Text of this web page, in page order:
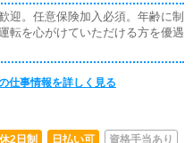
迎。任意保険加入必須。年齢に制
転を心がけていただける方を優遇
仕事情報を詳しく見る
2日制 日払い可
資格手当あり